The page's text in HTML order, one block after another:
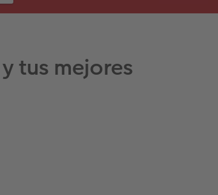
tus mejores